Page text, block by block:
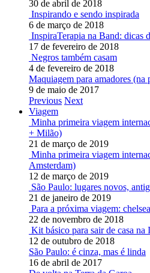
30 de abril de 2018
Inspirando e sendo inspirada
6 de março de 2018
InspiraTerapia na Band: dicas
17 de fevereiro de 2018
Negros também casam
4 de fevereiro de 2018
Maquiagem para amadores (na
9 de maio de 2017
Previous Next
Viagem
Minha primeira viagem
+ Milão)
21 de março de 2019
Minha primeira viagem
Amsterdam)
12 de março de 2019
São Paulo: lugares novos,
21 de janeiro de 2019
Para a próxima viagem:
22 de novembro de 2018
Kit básico para sair de casa na
12 de outubro de 2018
São Paulo: é cinza, mas é linda
16 de abril de 2017